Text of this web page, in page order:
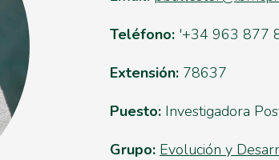
Teléfono: '+34 963 877
Extensión: 78637
Puesto: Investigadora
Grupo: Evolución y